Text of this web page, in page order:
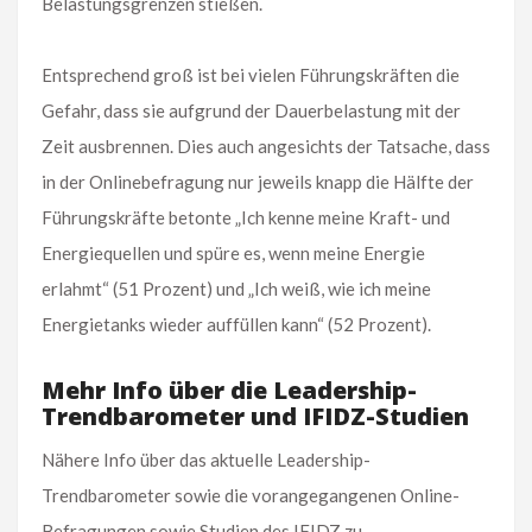
Entsprechend groß ist bei vielen Führungskräften die
Gefahr, dass sie aufgrund der Dauerbelastung mit der
Zeit ausbrennen. Dies auch angesichts der Tatsache, dass
in der Onlinebefragung nur jeweils knapp die Hälfte der
Führungskräfte betonte „Ich kenne meine Kraft- und
Energiequellen und spüre es, wenn meine Energie
erlahmt“ (51 Prozent) und „Ich weiß, wie ich meine
Energietanks wieder auffüllen kann“ (52 Prozent).
Mehr Info über die Leadership-
Trendbarometer und IFIDZ-Studien
Nähere Info über das aktuelle Leadership-
Trendbarometer sowie die vorangegangenen Online-